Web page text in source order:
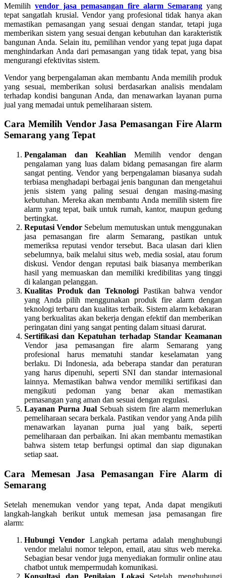
Memilih vendor jasa pemasangan fire alarm Semarang yang
tepat sangatlah krusial. Vendor yang profesional tidak hanya akan
memastikan pemasangan yang sesuai dengan standar, tetapi juga
memberikan sistem yang sesuai dengan kebutuhan dan karakteristik
bangunan Anda. Selain itu, pemilihan vendor yang tepat juga dapat
menghindarkan Anda dari pemasangan yang tidak tepat, yang bisa
mengurangi efektivitas sistem.
Vendor yang berpengalaman akan membantu Anda memilih produk
yang sesuai, memberikan solusi berdasarkan analisis mendalam
terhadap kondisi bangunan Anda, dan menawarkan layanan purna
jual yang memadai untuk pemeliharaan sistem.
Cara Memilih Vendor Jasa Pemasangan Fire Alarm
Semarang yang Tepat
Pengalaman dan Keahlian Memilih vendor dengan
pengalaman yang luas dalam bidang pemasangan fire alarm
sangat penting. Vendor yang berpengalaman biasanya sudah
terbiasa menghadapi berbagai jenis bangunan dan mengetahui
jenis sistem yang paling sesuai dengan masing-masing
kebutuhan. Mereka akan membantu Anda memilih sistem fire
alarm yang tepat, baik untuk rumah, kantor, maupun gedung
bertingkat.
Reputasi Vendor Sebelum memutuskan untuk menggunakan
jasa pemasangan fire alarm Semarang, pastikan untuk
memeriksa reputasi vendor tersebut. Baca ulasan dari klien
sebelumnya, baik melalui situs web, media sosial, atau forum
diskusi. Vendor dengan reputasi baik biasanya memberikan
hasil yang memuaskan dan memiliki kredibilitas yang tinggi
di kalangan pelanggan.
Kualitas Produk dan Teknologi Pastikan bahwa vendor
yang Anda pilih menggunakan produk fire alarm dengan
teknologi terbaru dan kualitas terbaik. Sistem alarm kebakaran
yang berkualitas akan bekerja dengan efektif dan memberikan
peringatan dini yang sangat penting dalam situasi darurat.
Sertifikasi dan Kepatuhan terhadap Standar Keamanan
Vendor jasa pemasangan fire alarm Semarang yang
profesional harus mematuhi standar keselamatan yang
berlaku. Di Indonesia, ada beberapa standar dan peraturan
yang harus dipenuhi, seperti SNI dan standar internasional
lainnya. Memastikan bahwa vendor memiliki sertifikasi dan
mengikuti pedoman yang benar akan memastikan
pemasangan yang aman dan sesuai dengan regulasi.
Layanan Purna Jual Sebuah sistem fire alarm memerlukan
pemeliharaan secara berkala. Pastikan vendor yang Anda pilih
menawarkan layanan purna jual yang baik, seperti
pemeliharaan dan perbaikan. Ini akan membantu memastikan
bahwa sistem tetap berfungsi optimal dan siap digunakan
setiap saat.
Cara Memesan Jasa Pemasangan Fire Alarm di
Semarang
Setelah menemukan vendor yang tepat, Anda dapat mengikuti
langkah-langkah berikut untuk memesan jasa pemasangan fire
alarm:
Hubungi Vendor Langkah pertama adalah menghubungi
vendor melalui nomor telepon, email, atau situs web mereka.
Sebagian besar vendor juga menyediakan formulir online atau
chatbot untuk mempermudah komunikasi.
Konsultasi dan Penilaian LokasiSetelah menghubungi